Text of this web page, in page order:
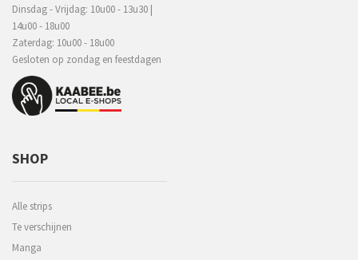
Dinsdag - Vrijdag: 10u00 - 13u30 |
14u00 - 18u00
Zaterdag: 10u00 - 18u00
Gesloten op zondag en feestdagen
SHOP
Alle strips
Te verschijnen
Manga